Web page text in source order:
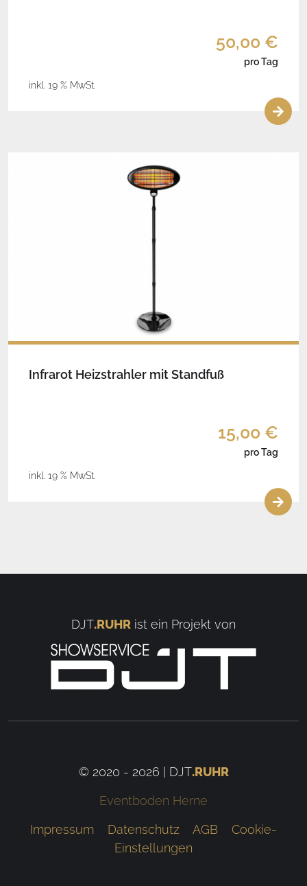
50,00 €
pro Tag
inkl. 19 % MwSt.
Infrarot Heizstrahler mit Standfuß
15,00 €
pro Tag
inkl. 19 % MwSt.
DJT.RUHR ist ein Projekt von
© 2020 - 2026 | DJT.RUHR
Eventboden Herne
Impressum
Datenschutz AGB
Cookie-
Einstellungen